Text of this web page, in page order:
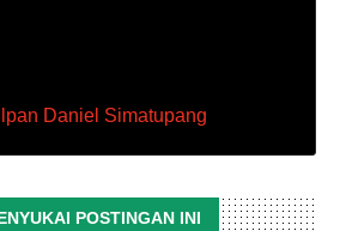
Daniel Simatupang
POSTINGAN INI